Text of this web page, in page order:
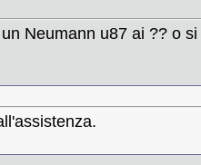
Neumann u87 ai ?? o